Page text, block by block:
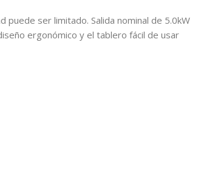
ser limitado. Salida nominal de 5.0kW
ergonómico y el tablero fácil de usar